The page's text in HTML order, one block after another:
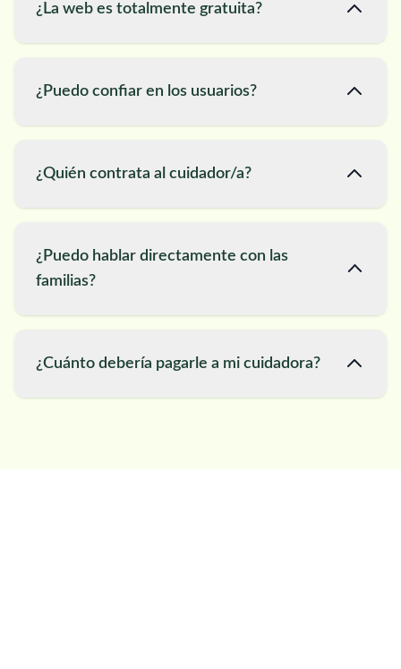
¿La web es totalmente gratuita?
¿Puedo confiar en los usuarios?
¿Quién contrata al cuidador/a?
¿Puedo hablar directamente con las
familias?
¿Cuánto debería pagarle a mi cuidadora?